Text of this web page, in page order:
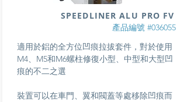
產品編號 #036055
適用於鋁的全方位凹痕拉拔套件，對於使用
M4、M5和M6螺柱修復小型、中型和大型凹
痕的不二之選
裝置可以在車門、翼和閥蓋等處移除凹痕而
SPEEDLINER ALU PRO FV